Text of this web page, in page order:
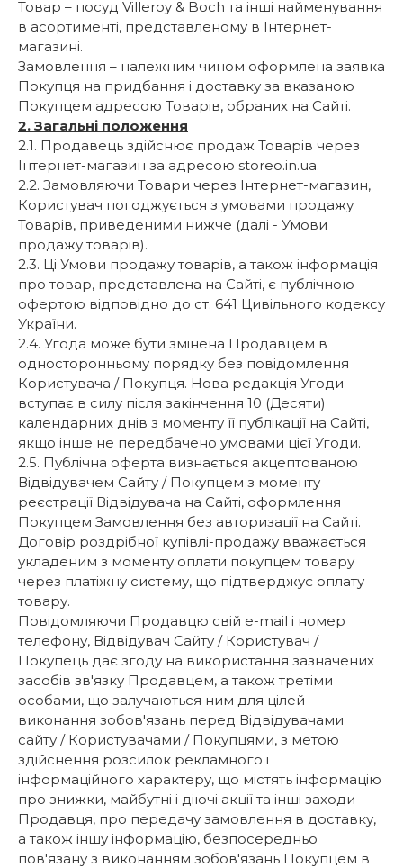
Товар – посуд Villeroy & Boch та інші найменування
в асортименті, представленому в Інтернет-
магазині.
Замовлення – належним чином оформлена заявка
Покупця на придбання і доставку за вказаною
Покупцем адресою Товарів, обраних на Сайті.
2. Загальні положення
2.1. Продавець здійснює продаж Товарів через
Інтернет-магазин за адресою storeo.in.ua.
2.2. Замовляючи Товари через Інтернет-магазин,
Користувач погоджується з умовами продажу
Товарів, приведеними нижче (далі - Умови
продажу товарів).
2.3. Ці Умови продажу товарів, а також інформація
про товар, представлена на Сайті, є публічною
офертою відповідно до ст. 641 Цивільного кодексу
України.
2.4. Угода може бути змінена Продавцем в
односторонньому порядку без повідомлення
Користувача / Покупця. Нова редакція Угоди
вступає в силу після закінчення 10 (Десяти)
календарних днів з моменту її публікації на Сайті,
якщо інше не передбачено умовами цієї Угоди.
2.5. Публічна оферта визнається акцептованою
Відвідувачем Сайту / Покупцем з моменту
реєстрації Відвідувача на Сайті, оформлення
Покупцем Замовлення без авторизації на Сайті.
Договір роздрібної купівлі-продажу вважається
укладеним з моменту оплати покупцем товару
через платіжну систему, що підтверджує оплату
товару.
Повідомляючи Продавцю свій e-mail і номер
телефону, Відвідувач Сайту / Користувач /
Покупець дає згоду на використання зазначених
засобів зв'язку Продавцем, а також третіми
особами, що залучаються ним для цілей
виконання зобов'язань перед Відвідувачами
сайту / Користувачами / Покупцями, з метою
здійснення розсилок рекламного і
інформаційного характеру, що містять інформацію
про знижки, майбутні і діючі акції та інші заходи
Продавця, про передачу замовлення в доставку,
а також іншу інформацію, безпосередньо
пов'язану з виконанням зобов'язань Покупцем в